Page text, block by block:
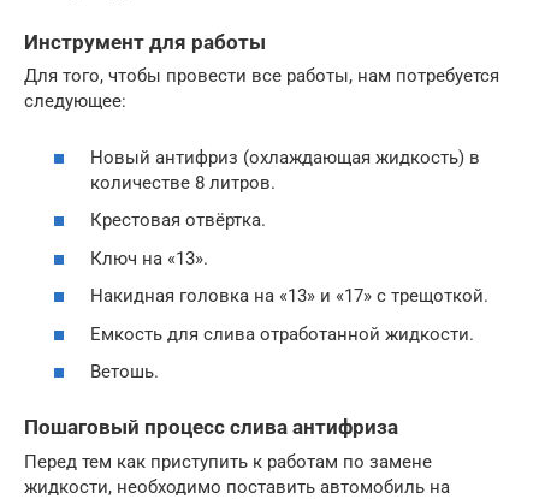
Инструмент для работы
Для того, чтобы провести все работы, нам потребуется
следующее:
Новый антифриз (охлаждающая жидкость) в
количестве 8 литров.
Крестовая отвёртка.
Ключ на «13».
Накидная головка на «13» и «17» с трещоткой.
Емкость для слива отработанной жидкости.
Ветошь.
Пошаговый процесс слива антифриза
Перед тем как приступить к работам по замене
жидкости, необходимо поставить автомобиль на